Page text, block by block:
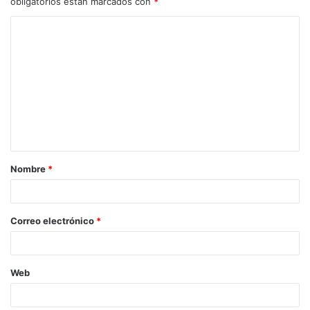
Nombre *
Correo electrónico *
Web